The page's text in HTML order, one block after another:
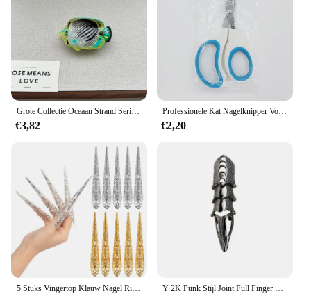
Grote Collectie Oceaan Strand Serie Haarklauw Hippocampus Kwallen Dolfijn Acetaat Haarklauw Clip Voor Vrouwen Meisje Haaraccessoires
€3,82
Professionele Kat Nagelknipper Voor Kleine Kat Hond Rvs Puppy Klauwen Cutter Huisdier Nagel Trimmer Trimmer
€2,20
5 Stuks Vingertop Klauw Nagel Ring Decoratie Accessoire Vinger Gewricht Beschermer Halloween Cosplay Drama Dance Performance Y 2K Punk Stijl Joint Full Finger Ring Klauw Lus Ringen Voor Vrouwen Mannen Halloween Cosplay Kostuum Feest Sieraden